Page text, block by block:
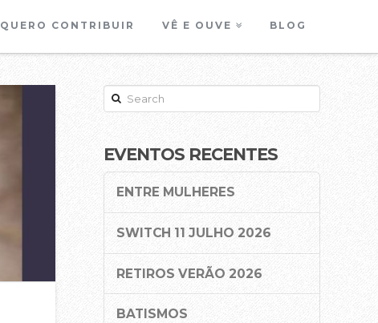
QUERO CONTRIBUIR VÊ E OUVE BLOG
Search
EVENTOS RECENTES
ENTRE MULHERES
SWITCH 11 JULHO 2026
RETIROS VERÃO 2026
BATISMOS